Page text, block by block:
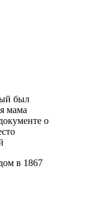
был
мама
о
в 1867